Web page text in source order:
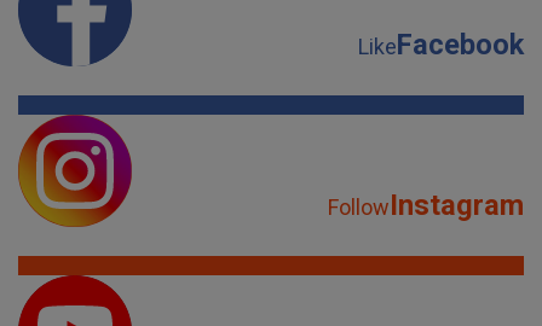
LikeFacebook
FollowInstagram